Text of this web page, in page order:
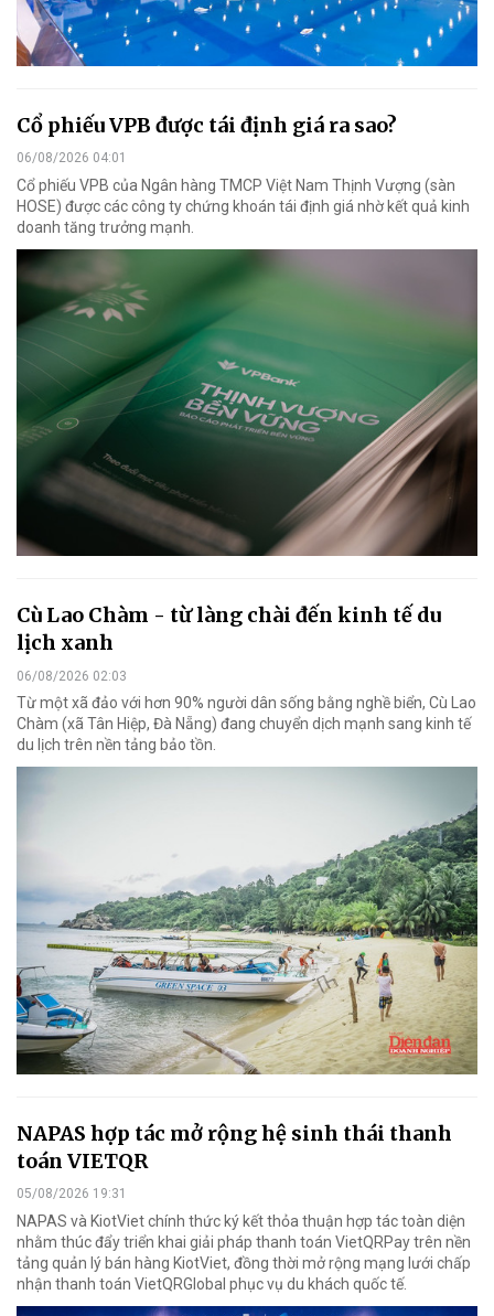
Cổ phiếu VPB được tái định giá ra sao?
06/08/2026 04:01
Cổ phiếu VPB của Ngân hàng TMCP Việt Nam Thịnh Vượng (sàn
HOSE) được các công ty chứng khoán tái định giá nhờ kết quả kinh
doanh tăng trưởng mạnh.
Cù Lao Chàm - từ làng chài đến kinh tế du
lịch xanh
06/08/2026 02:03
Từ một xã đảo với hơn 90% người dân sống bằng nghề biển, Cù Lao
Chàm (xã Tân Hiệp, Đà Nẵng) đang chuyển dịch mạnh sang kinh tế
du lịch trên nền tảng bảo tồn.
NAPAS hợp tác mở rộng hệ sinh thái thanh
toán VIETQR
05/08/2026 19:31
NAPAS và KiotViet chính thức ký kết thỏa thuận hợp tác toàn diện
nhằm thúc đẩy triển khai giải pháp thanh toán VietQRPay trên nền
tảng quản lý bán hàng KiotViet, đồng thời mở rộng mạng lưới chấp
nhận thanh toán VietQRGlobal phục vụ du khách quốc tế.